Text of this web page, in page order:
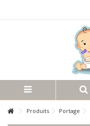
Produits Portage